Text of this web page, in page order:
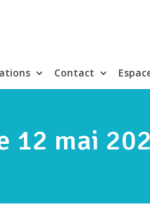
Contact
12 mai